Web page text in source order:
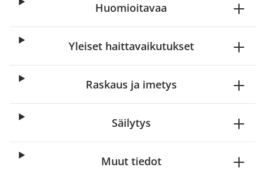
Huomioitavaa
Yleiset haittavaikutukset
Raskaus ja imetys
Säilytys
Muut tiedot